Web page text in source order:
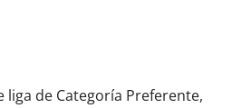
liga de Categoría Preferente,